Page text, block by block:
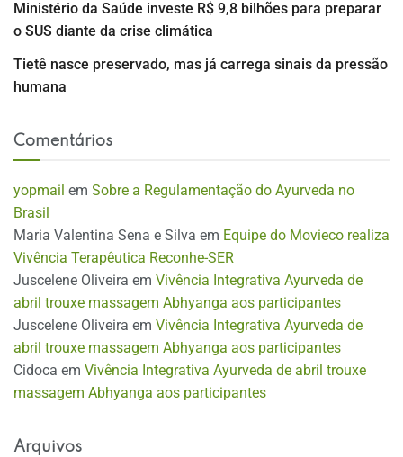
Ministério da Saúde investe R$ 9,8 bilhões para preparar
o SUS diante da crise climática
Tietê nasce preservado, mas já carrega sinais da pressão
humana
Comentários
yopmail em Sobre a Regulamentação do Ayurveda no
Brasil
Maria Valentina Sena e Silva em Equipe do Movieco realiza
Vivência Terapêutica Reconhe-SER
Juscelene Oliveira em Vivência Integrativa Ayurveda de
abril trouxe massagem Abhyanga aos participantes
Juscelene Oliveira em Vivência Integrativa Ayurveda de
abril trouxe massagem Abhyanga aos participantes
Cidoca em Vivência Integrativa Ayurveda de abril trouxe
massagem Abhyanga aos participantes
Arquivos